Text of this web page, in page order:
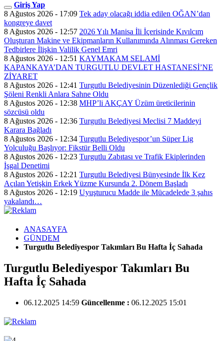
Giriş Yap
8 Ağustos 2026 - 17:09 Tek aday olacağı iddia edilen OĞAN’dan
kongreye davet
8 Ağustos 2026 - 12:57 2026 Yılı Manisa İli İçerisinde Kıvılcım
Oluşturan Makine ve Ekipmanların Kullanımında Alınması Gereken
Tedbirlere İlişkin Valilik Genel Emri
8 Ağustos 2026 - 12:51 KAYMAKAM SELAMİ
KAPANKAYA’DAN TURGUTLU DEVLET HASTANESİ’NE
ZİYARET
8 Ağustos 2026 - 12:41 Turgutlu Belediyesinin Düzenlediği Gençlik
Şöleni Renkli Anlara Sahne Oldu
8 Ağustos 2026 - 12:38 MHP’li AKÇAY Üzüm üreticilerinin
sözcüsü oldu
8 Ağustos 2026 - 12:36 Turgutlu Belediyesi Meclisi 7 Maddeyi
Karara Bağladı
8 Ağustos 2026 - 12:34 Turgutlu Belediyespor’un Süper Lig
Yolculuğu Başlıyor: Fikstür Belli Oldu
8 Ağustos 2026 - 12:23 Turgutlu Zabıtası ve Trafik Ekiplerinden
İşgal Denetimi
8 Ağustos 2026 - 12:21 Turgutlu Belediyesi Bünyesinde İlk Kez
Açılan Yetişkin Erkek Yüzme Kursunda 2. Dönem Başladı
8 Ağustos 2026 - 12:19 Uyuşturucu Madde ile Mücadelede 3 şahıs
yakalandı…
ANASAYFA
GÜNDEM
Turgutlu Belediyespor Takımları Bu Hafta İç Sahada
Turgutlu Belediyespor Takımları Bu
Hafta İç Sahada
06.12.2025 14:59 Güncellenme : 06.12.2025 15:01